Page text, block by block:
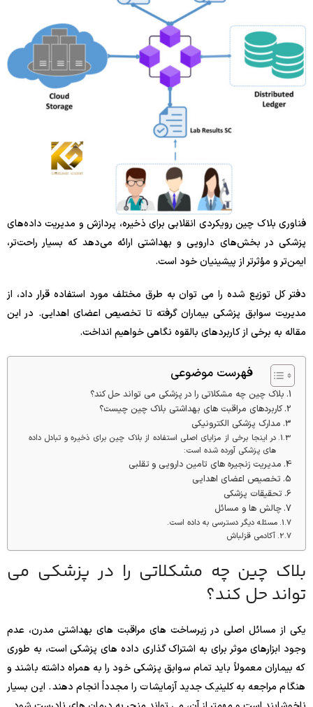
فناوری بلاک چین رویکردی انقلابی برای ذخیره، پردازش و مدیریت داده‌های
پزشکی در بخش‌های دارویی و بهداشتی ارائه می‌دهد که بسیار راحت‌تر،
ایمن‌تر و مؤثرتر از پیشینیان خود است.
دفتر کل توزیع شده را می توان به طرق مختلف مورد استفاده قرار داد، از
مدیریت سوابق پزشکی بیماران گرفته تا تخصیص اعضای اهدایی. در این
مقاله به برخی از کاربردهای بالقوه نگاهی خواهیم انداخت.
فهرست موضوعی
بلاک چین چه مشکلاتی را در پزشکی می تواند حل کند؟
کاربردهای مراقبت های بهداشتی بلاک چین چیست؟
مدارک پزشکی الکترونیکی
در اینجا برخی از مزایای اصلی استفاده از بلاک چین برای ذخیره و تبادل داده
های پزشکی آورده شده است:
مدیریت زنجیره های تامین دارویی و تقلبی
تخصیص اعضای اهدایی
تحقیقات پزشکی
چالش ها و مسائل
مسئله دیگر دسترسی به داده است.
آکادمی قزلباش
بلاک چین چه مشکلاتی را در پزشکی می
تواند حل کند؟
یکی از مسائل اصلی در زیرساخت های مراقبت های بهداشتی مدرن، عدم
وجود ابزارهای موثر برای به اشتراک گذاری داده های پزشکی است، به طوری
که بیماران معمولاً باید تمام سوابق پزشکی خود را به همراه داشته باشند و
هنگام مراجعه به کلینیک جدید آزمایشات را مجدداً انجام دهند. این بسیار